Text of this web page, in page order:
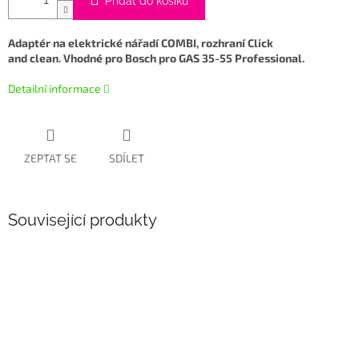
Adaptér na elektrické nářadí COMBI, rozhraní Click
and clean. Vhodné pro Bosch pro GAS 35-55 Professional.
Detailní informace
ZEPTAT SE SDÍLET
Související produkty